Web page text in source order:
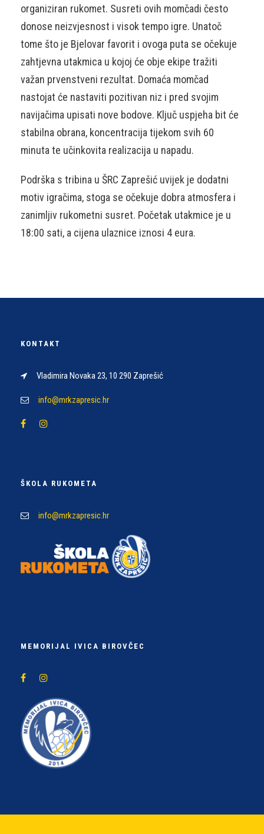
organiziran rukomet. Susreti ovih momčadi često
donose neizvjesnost i visok tempo igre. Unatoč
tome što je Bjelovar favorit i ovoga puta se očekuje
zahtjevna utakmica u kojoj će obje ekipe tražiti
važan prvenstveni rezultat. Domaća momčad
nastojat će nastaviti pozitivan niz i pred svojim
navijačima upisati nove bodove. Ključ uspjeha bit će
stabilna obrana, koncentracija tijekom svih 60
minuta te učinkovita realizacija u napadu.
Podrška s tribina u ŠRC Zaprešić uvijek je dodatni
motiv igračima, stoga se očekuje dobra atmosfera i
zanimljiv rukometni susret. Početak utakmice je u
18:00 sati, a cijena ulaznice iznosi 4 eura.
KONTAKT
Vladimira Novaka 23, 10 290 Zaprešić
info@mrkzapresic.hr
ŠKOLA RUKOMETA
info@mrkzapresic.hr
MEMORIJAL IVICA BIROVČEC